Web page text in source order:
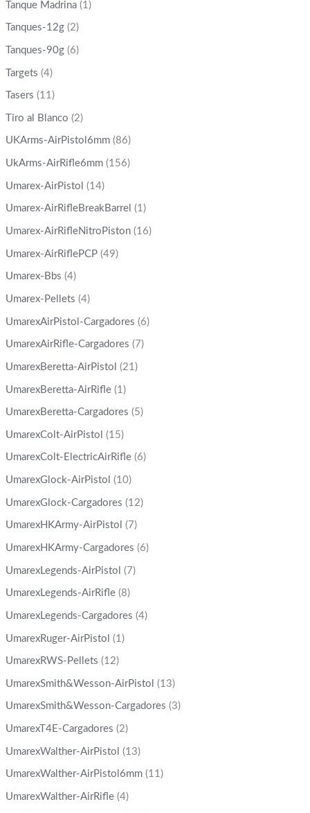
Tanque Madrina (1)
Tanques-12g (2)
Tanques-90g (6)
Targets (4)
Tasers (11)
Tiro al Blanco (2)
UKArms-AirPistol6mm (86)
UkArms-AirRifle6mm (156)
Umarex-AirPistol (14)
Umarex-AirRifleBreakBarrel (1)
Umarex-AirRifleNitroPiston (16)
Umarex-AirRiflePCP (49)
Umarex-Bbs (4)
Umarex-Pellets (4)
UmarexAirPistol-Cargadores (6)
UmarexAirRifle-Cargadores (7)
UmarexBeretta-AirPistol (21)
UmarexBeretta-AirRifle (1)
UmarexBeretta-Cargadores (5)
UmarexColt-AirPistol (15)
UmarexColt-ElectricAirRifle (6)
UmarexGlock-AirPistol (10)
UmarexGlock-Cargadores (12)
UmarexHKArmy-AirPistol (7)
UmarexHKArmy-Cargadores (6)
UmarexLegends-AirPistol (7)
UmarexLegends-AirRifle (8)
UmarexLegends-Cargadores (4)
UmarexRuger-AirPistol (1)
UmarexRWS-Pellets (12)
UmarexSmith&Wesson-AirPistol (13)
UmarexSmith&Wesson-Cargadores (3)
UmarexT4E-Cargadores (2)
UmarexWalther-AirPistol (13)
UmarexWalther-AirPistol6mm (11)
UmarexWalther-AirRifle (4)